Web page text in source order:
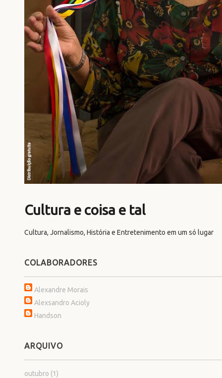
Cultura e coisa e tal
Cultura, Jornalismo, História e Entretenimento em um só lugar
COLABORADORES
Alexandre Morais
Alexsandro Acioly
Handson
ARQUIVO
outubro (1)